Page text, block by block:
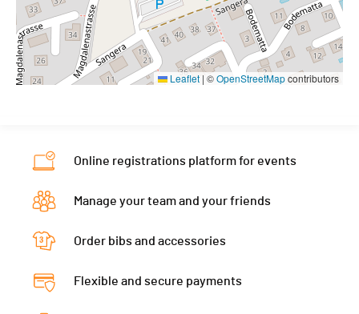
Leaflet | ©OpenStreetMapcontributors
Online registrations platform for events
Manage your team and your friends
Order bibs and accessories
Flexible and secure payments